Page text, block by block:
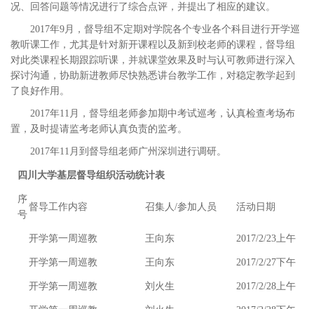
况、回答问题等情况进行了综合点评，并提出了相应的建议。
2017年9月，督导组不定期对学院各个专业各个科目进行开学巡
教听课工作，尤其是针对新开课程以及新到校老师的课程，督导组
对此类课程长期跟踪听课，并就课堂效果及时与认可教师进行深入
探讨沟通，协助新进教师尽快熟悉讲台教学工作，对稳定教学起到
了良好作用。
2017年11月，督导组老师参加期中考试巡考，认真检查考场布
置，及时提请监考老师认真负责的监考。
2017年11月到督导组老师广州深圳进行调研。
四川大学基层督导组织活动统计表
序
号
督导工作内容 召集人/参加人员 活动日期
开学第一周巡教 王向东 2017/2/23上午
开学第一周巡教 王向东 2017/2/27下午
开学第一周巡教 刘火生 2017/2/28上午